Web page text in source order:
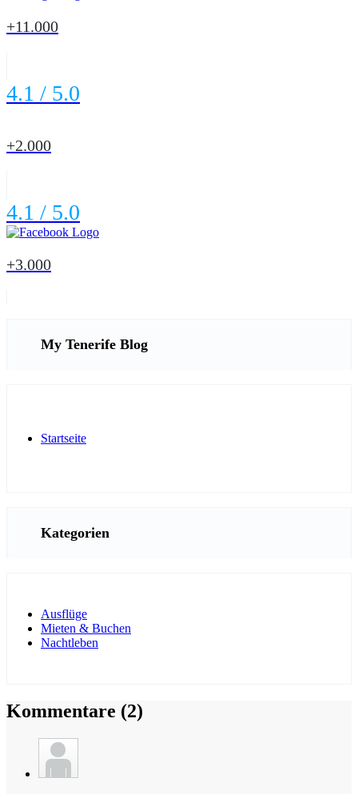
+11.000
4.1 / 5.0
+2.000
4.1 / 5.0
+3.000
My Tenerife Blog
Startseite
Kategorien
Ausflüge
Mieten & Buchen
Nachtleben
Kommentare (2)